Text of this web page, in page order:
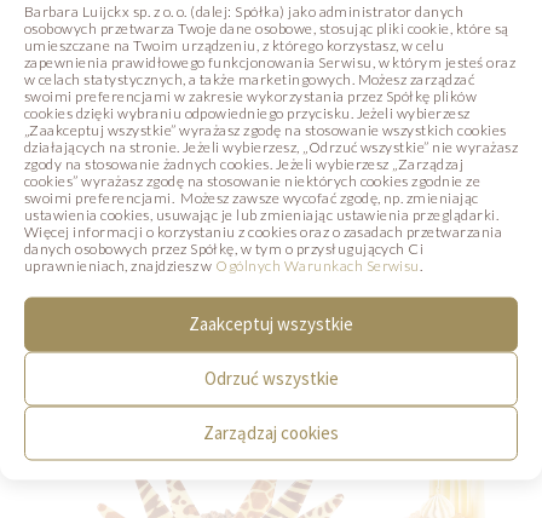
Barbara Luijckx sp. z o. o. (dalej: Spółka) jako administrator danych
osobowych przetwarza Twoje dane osobowe, stosując pliki cookie, które są
umieszczane na Twoim urządzeniu, z którego korzystasz, w celu
zapewnienia prawidłowego funkcjonowania Serwisu, w którym jesteś oraz
w celach statystycznych, a także marketingowych. Możesz zarządzać
swoimi preferencjami w zakresie wykorzystania przez Spółkę plików
cookies dzięki wybraniu odpowiedniego przycisku. Jeżeli wybierzesz
„Zaakceptuj wszystkie” wyrażasz zgodę na stosowanie wszystkich cookies
działających na stronie. Jeżeli wybierzesz, „Odrzuć wszystkie” nie wyrażasz
zgody na stosowanie żadnych cookies. Jeżeli wybierzesz „Zarządzaj
cookies” wyrażasz zgodę na stosowanie niektórych cookies zgodnie ze
swoimi preferencjami. Możesz zawsze wycofać zgodę, np. zmieniając
ustawienia cookies, usuwając je lub zmieniając ustawienia przeglądarki.
Więcej informacji o korzystaniu z cookies oraz o zasadach przetwarzania
danych osobowych przez Spółkę, w tym o przysługujących Ci
uprawnieniach, znajdziesz w Ogólnych Warunkach Serwisu
Zaakceptuj wszystkie
Odrzuć wszystkie
Zarządzaj cookies
Ana Florencia Davila
Michał Świerad
PRZEJDŹ DO STRONY KURSU